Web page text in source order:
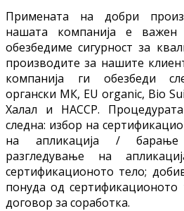
Примената на добри
нашата компанија е важен
обезбедиме сигурност за
производите за нашите
компанија ги обезбеди
органски МК, EU organic, Bio
Халал и HACCP.
следна: избор на
на апликација / барање
разгледување на
сертификационото тело;
понуда од сертификационото
договор за соработка.